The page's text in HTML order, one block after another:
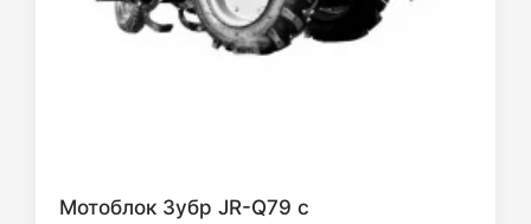
Мотоблок Зубр JR-Q79 с